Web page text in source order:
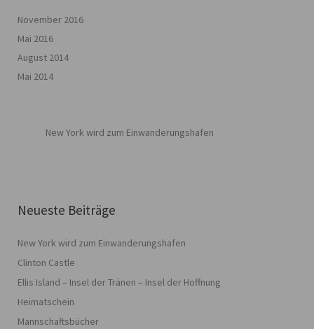
November 2016
Mai 2016
August 2014
Mai 2014
New York wird zum Einwanderungshafen
Neueste Beiträge
New York wird zum Einwanderungshafen
Clinton Castle
Ellis Island – Insel der Tränen – Insel der Hoffnung
Heimatschein
Mannschaftsbücher